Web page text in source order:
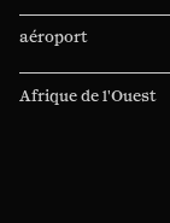
aéroport
Afrique de l'Ouest